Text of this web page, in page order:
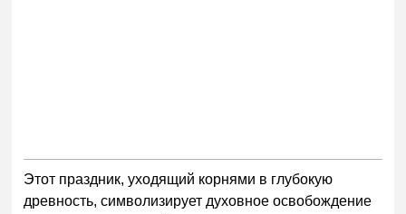
Этот праздник, уходящий корнями в глубокую
древность, символизирует духовное освобождение